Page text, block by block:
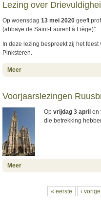
Lezing over
Op woensdag 13 mei 2020 geeft
(abbaye de Saint-Laurent à Liège)”.
In deze lezing bespreekt zij het
Pinksteren.
Meer
Voorjaarslezingen
Op vrijdag 3 april en
die betrekking
Meer
« eerste ‹ vorige